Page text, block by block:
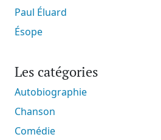
Paul Éluard
Ésope
Les catégories
Autobiographie
Chanson
Comédie